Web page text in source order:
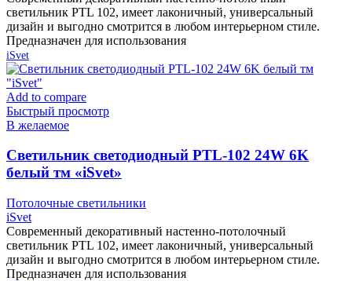
светильник PTL 102, имеет лаконичный, универсальный
дизайн и выгодно смотрится в любом интерьерном стиле.
Предназначен для использования
iSvet
Add to compare
Быстрый просмотр
В желаемое
Cветильник светодиодный PTL-102 24W 6K
белый тм «iSvet»
Потолочные светильники
iSvet
Современный декоративный настенно-потолочный
светильник PTL 102, имеет лаконичный, универсальный
дизайн и выгодно смотрится в любом интерьерном стиле.
Предназначен для использования